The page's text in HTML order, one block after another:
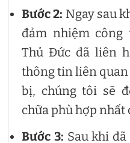
Bước 2: Ngay sau
đảm nhiệm công
Thủ Đức đã liên
thông tin liên
bị, chúng tôi sẽ
chữa phù hợp nhất
Bước 3: Sau khi